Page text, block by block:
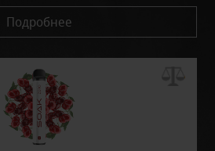
Подробнее